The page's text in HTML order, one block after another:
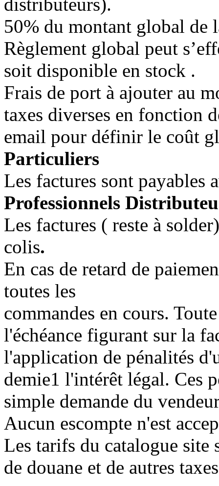
50% du montant global de
Règlement global peut
soit disponible en stock .
Frais de port à ajouter au
taxes diverses en fonction
email pour définir le coût
Particuliers
Les factures sont payables
Professionnels
Les factures ( reste à
colis.
En cas de retard de
toutes les
commandes en cours.
l'échéance figurant sur la
l'application de pénalités
demie1 l'intérêt légal. Ces
simple demande du
Aucun escompte n'est
Les tarifs du catalogue site
de douane et de autres